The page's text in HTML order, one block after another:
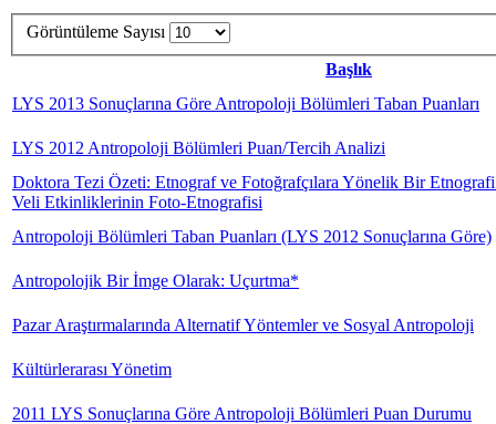
Görüntüleme Sayısı
Başlık
LYS 2013 Sonuçlarına Göre Antropoloji Bölümleri Taban Puanları
LYS 2012 Antropoloji Bölümleri Puan/Tercih Analizi
Doktora Tezi Özeti: Etnograf ve Fotoğrafçılara Yönelik Bir Etnografi
Veli Etkinliklerinin Foto-Etnografisi
Antropoloji Bölümleri Taban Puanları (LYS 2012 Sonuçlarına Göre)
Antropolojik Bir İmge Olarak: Uçurtma*
Pazar Araştırmalarında Alternatif Yöntemler ve Sosyal Antropoloji
Kültürlerarası Yönetim
2011 LYS Sonuçlarına Göre Antropoloji Bölümleri Puan Durumu